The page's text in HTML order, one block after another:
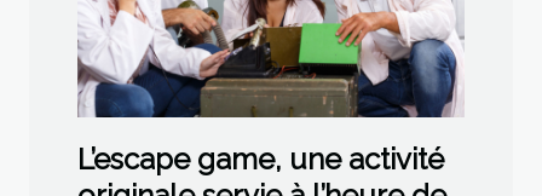
L’escape game, une activité